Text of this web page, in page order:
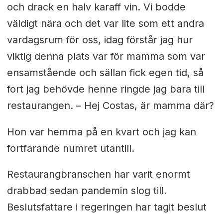
och drack en halv karaff vin. Vi bodde
väldigt nära och det var lite som ett andra
vardagsrum för oss, idag förstår jag hur
viktig denna plats var för mamma som var
ensamstående och sällan fick egen tid, så
fort jag behövde henne ringde jag bara till
restaurangen. – Hej Costas, är mamma där?
Hon var hemma på en kvart och jag kan
fortfarande numret utantill.
Restaurangbranschen har varit enormt
drabbad sedan pandemin slog till.
Beslutsfattare i regeringen har tagit beslut